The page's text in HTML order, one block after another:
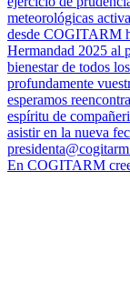
En COGITARM